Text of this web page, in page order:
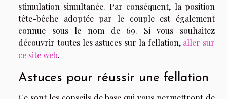
stimulation simultanée. Par conséquent, la position
tête-bêche adoptée par le couple est également
connue sous le nom de 69. Si vous souhaitez
découvrir toutes les astuces sur la fellation, aller sur
ce site web.
Astuces pour réussir une fellation